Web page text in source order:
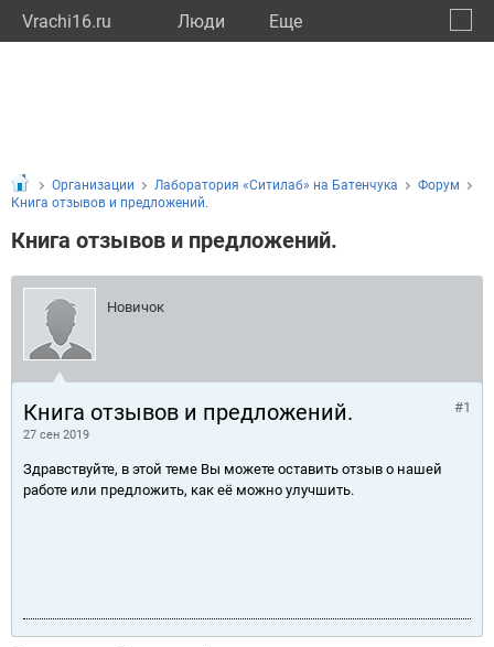
Vrachi16.ru Люди Eще
Организации Лаборатория «Ситилаб» на Батенчука
Форум
Книга отзывов и предложений.
Книга отзывов и предложений.
Новичок
Книга отзывов и предложений.
27 сен 2019
#1
Здравствуйте, в этой теме Вы можете оставить отзыв о нашей
работе или предложить, как её можно улучшить.